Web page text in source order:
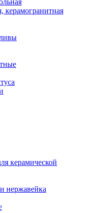
керамогранитная
керамической
нержавейка